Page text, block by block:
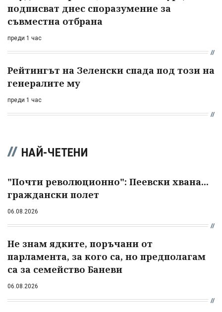
подписват днес споразумение за
съвместна отбрана
преди 1 час
Рейтингът на Зеленски спада под този на
генералите му
преди 1 час
НАЙ-ЧЕТЕНИ
"Почти революционно": Пеевски хвана...
граждански полет
06.08.2026
Не знам ядките, поръчани от
парламента, за кого са, но предполагам
са за семейство Баневи
06.08.2026